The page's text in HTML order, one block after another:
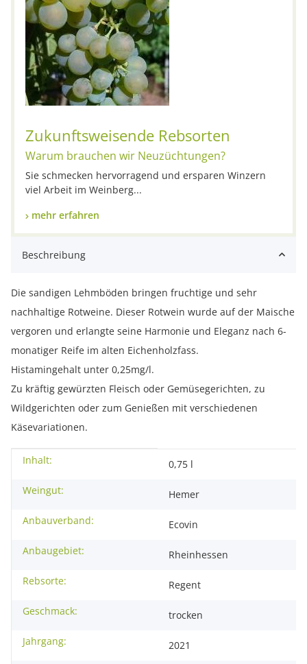
Zukunftsweisende Rebsorten
Warum brauchen wir Neuzüchtungen?
Sie schmecken hervorragend und ersparen Winzern
viel Arbeit im Weinberg...
mehr erfahren
Beschreibung
Die sandigen Lehmböden bringen fruchtige und sehr
nachhaltige Rotweine. Dieser Rotwein wurde auf der Maische
vergoren und erlangte seine Harmonie und Eleganz nach 6-
monatiger Reife im alten Eichenholzfass.
Histamingehalt unter 0,25mg/l.
Zu kräftig gewürzten Fleisch oder Gemüsegerichten, zu
Wildgerichten oder zum Genießen mit verschiedenen
Käsevariationen.
Produkteigenschaft
Wert
Inhalt:
0,75 l
Weingut:
Hemer
Anbauverband:
Ecovin
Anbaugebiet:
Rheinhessen
Rebsorte:
Regent
Geschmack:
trocken
Jahrgang:
2021